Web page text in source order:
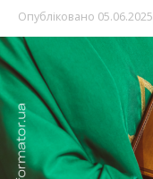
Опубліковано 05.06.2025